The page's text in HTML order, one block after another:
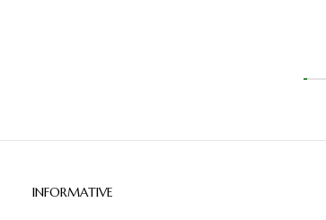
INFORMATIVE